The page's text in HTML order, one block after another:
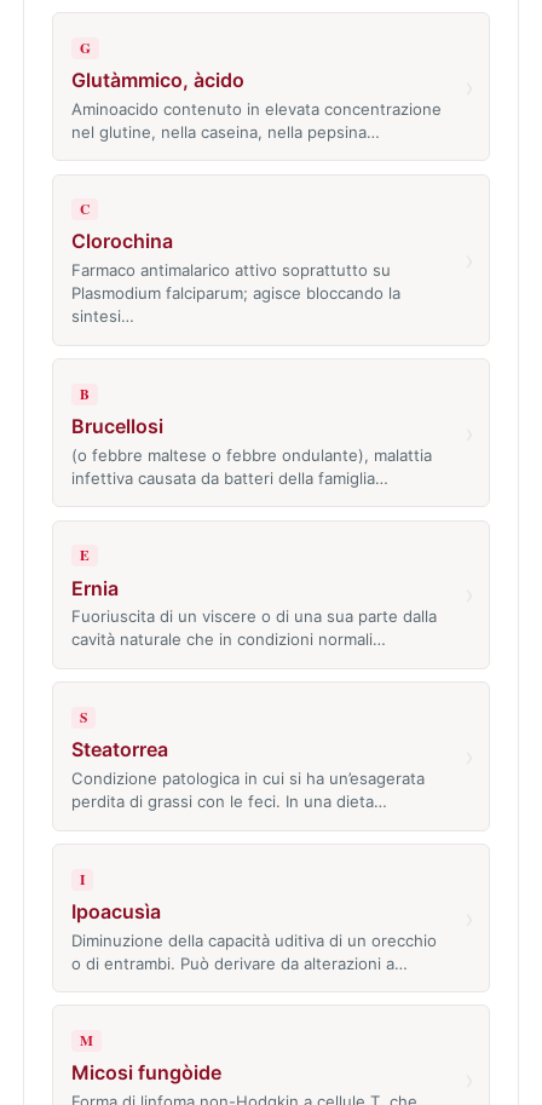
G
Glutàmmico, àcido
Aminoacido contenuto in elevata concentrazione
nel glutine, nella caseina, nella pepsina…
C
Clorochina
Farmaco antimalarico attivo soprattutto su
Plasmodium falciparum; agisce bloccando la
sintesi…
B
Brucellosi
(o febbre maltese o febbre ondulante), malattia
infettiva causata da batteri della famiglia…
E
Ernia
Fuoriuscita di un viscere o di una sua parte dalla
cavità naturale che in condizioni normali…
S
Steatorrea
Condizione patologica in cui si ha un’esagerata
perdita di grassi con le feci. In una dieta…
I
Ipoacusìa
Diminuzione della capacità uditiva di un orecchio
o di entrambi. Può derivare da alterazioni a…
M
Micosi fungòide